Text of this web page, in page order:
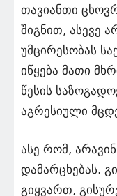
თავიანთი
შიგნით, ასევე
უმცირესობას
იწყება მათი
წესის
აგრესიული
ასე რომ,
დამარცხებას.
გიყვართ,